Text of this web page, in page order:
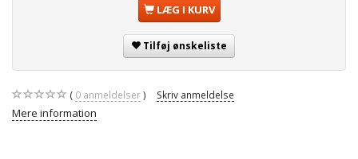
LÆG I KURV
Tilføj ønskeliste
0 anmeldelser Skriv anmeldelse
Mere information